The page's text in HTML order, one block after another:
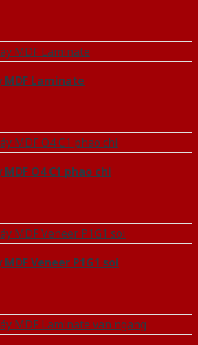
MDF Laminate
O4 C1 phao chi
Veneer P1G1 soi